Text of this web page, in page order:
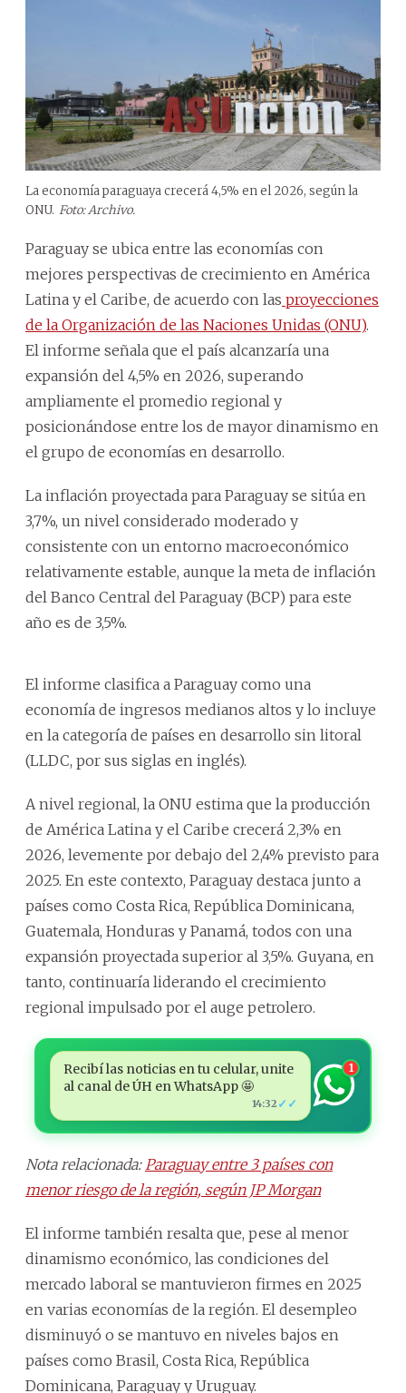
La economía paraguaya crecerá 4,5% en el 2026, según la
ONU. Foto: Archivo.
Paraguay se ubica entre las economías con
mejores perspectivas de crecimiento en América
Latina y el Caribe, de acuerdo con las proyecciones
de la Organización de las Naciones Unidas (ONU).
El informe señala que el país alcanzaría una
expansión del 4,5% en 2026, superando
ampliamente el promedio regional y
posicionándose entre los de mayor dinamismo en
el grupo de economías en desarrollo.
La inflación proyectada para Paraguay se sitúa en
3,7%, un nivel considerado moderado y
consistente con un entorno macroeconómico
relativamente estable, aunque la meta de inflación
del Banco Central del Paraguay (BCP) para este
año es de 3,5%.
El informe clasifica a Paraguay como una
economía de ingresos medianos altos y lo incluye
en la categoría de países en desarrollo sin litoral
(LLDC, por sus siglas en inglés).
A nivel regional, la ONU estima que la producción
de América Latina y el Caribe crecerá 2,3% en
2026, levemente por debajo del 2,4% previsto para
2025. En este contexto, Paraguay destaca junto a
países como Costa Rica, República Dominicana,
Guatemala, Honduras y Panamá, todos con una
expansión proyectada superior al 3,5%. Guyana, en
tanto, continuaría liderando el crecimiento
regional impulsado por el auge petrolero.
Recibí las noticias en tu celular, unite
al canal de ÚH en WhatsApp 🤩
14:32 ✓✓
1
Nota relacionada: Paraguay entre 3 países con
menor riesgo de la región, según JP Morgan
El informe también resalta que, pese al menor
dinamismo económico, las condiciones del
mercado laboral se mantuvieron firmes en 2025
en varias economías de la región. El desempleo
disminuyó o se mantuvo en niveles bajos en
países como Brasil, Costa Rica, República
Dominicana, Paraguay y Uruguay.